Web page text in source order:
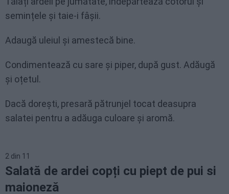
semințele și taie-i fâșii.
Adaugă uleiul și amestecă bine.
Condimentează cu sare și piper, după gust. Adăugă
și oțetul.
Dacă dorești, presară pătrunjel tocat deasupra
salatei pentru a adăuga culoare și aromă.
2 din 11
Salată de ardei copți cu piept de pui si
maioneză